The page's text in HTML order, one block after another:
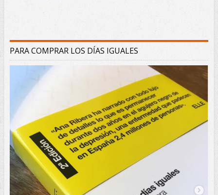
PARA COMPRAR LOS DÍAS IGUALES